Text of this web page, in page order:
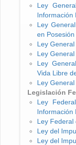
Ley
Información
Ley
en
Ley
Ley
Ley
Vida Libre
Ley
Legislación
Ley
Información
Ley Federal
Ley del
Ley del